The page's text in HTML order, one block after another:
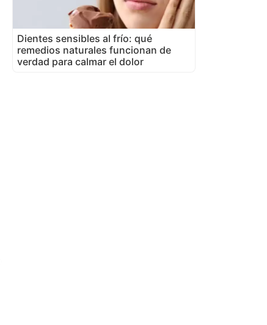
Dientes sensibles al frío: qué
remedios naturales funcionan de
verdad para calmar el dolor